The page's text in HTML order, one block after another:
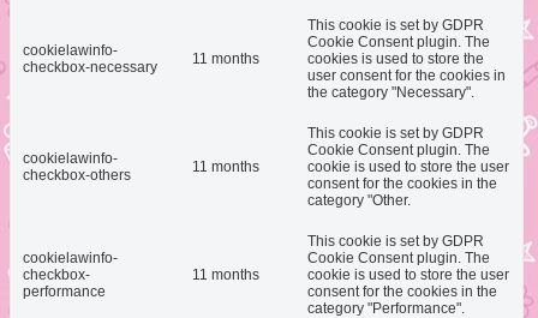
cookielawinfo-
checkbox-necessary
11 months
This cookie is set by GDPR
Cookie Consent plugin. The
cookies is used to store the
user consent for the cookies in
the category "Necessary".
cookielawinfo-
checkbox-others
11 months
This cookie is set by GDPR
Cookie Consent plugin. The
cookie is used to store the user
consent for the cookies in the
category "Other.
cookielawinfo-
checkbox-
performance
11 months
This cookie is set by GDPR
Cookie Consent plugin. The
cookie is used to store the user
consent for the cookies in the
category "Performance".